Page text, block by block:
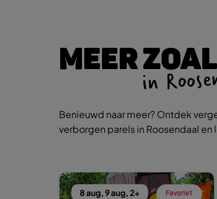
MEER
in
Benieuwd naar meer? Ontdek
verborgen parels in Roosendaal
8 aug, 9 aug, 2+ Favoriet